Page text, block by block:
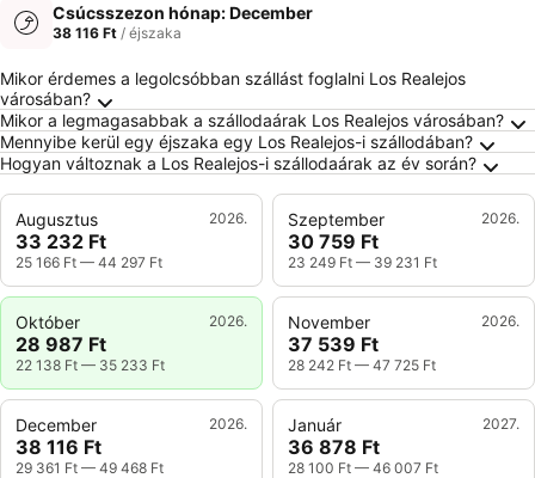
Csúcsszezon hónap: December
38 116 Ft / éjszaka
Gyakran Ismételt Kérdések Los Realejos
Mikor érdemes a legolcsóbban szállást foglalni Los Realejos
városában?
Mikor a legmagasabbak a szállodaárak Los Realejos városában?
Mennyibe kerül egy éjszaka egy Los Realejos-i szállodában?
Hogyan változnak a Los Realejos-i szállodaárak az év során?
Augusztus 2026.
33 232 Ft
25 166 Ft — 44 297 Ft
Szeptember 2026.
30 759 Ft
23 249 Ft — 39 231 Ft
Október 2026.
28 987 Ft
22 138 Ft — 35 233 Ft
November 2026.
37 539 Ft
28 242 Ft — 47 725 Ft
December 2026.
38 116 Ft
29 361 Ft — 49 468 Ft
Január 2027.
36 878 Ft
28 100 Ft — 46 007 Ft